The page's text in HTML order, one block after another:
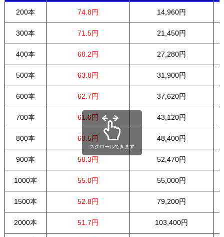
200本 74.8円 14,960円
300本 71.5円 21,450円
400本 68.2円 27,280円
500本 63.8円 31,900円
600本 62.7円 37,620円
700本 61.6円 43,120円
800本 60.5円 48,400円
900本 58.3円 52,470円
1000本 55.0円 55,000円
1500本 52.8円 79,200円
2000本 51.7円 103,400円
スクロールできます